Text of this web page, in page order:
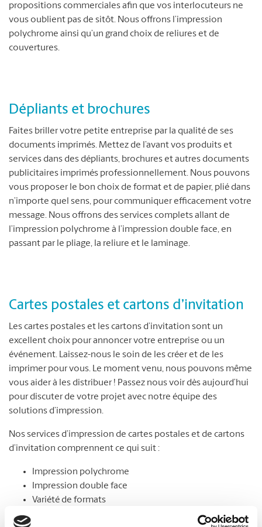
propositions commerciales afin que vos interlocuteurs ne
vous oublient pas de sitôt. Nous offrons l’impression
polychrome ainsi qu’un grand choix de reliures et de
couvertures.
Dépliants et brochures
Faites briller votre petite entreprise par la qualité de ses
documents imprimés. Mettez de l’avant vos produits et
services dans des dépliants, brochures et autres documents
publicitaires imprimés professionnellement. Nous pouvons
vous proposer le bon choix de format et de papier, plié dans
n’importe quel sens, pour communiquer efficacement votre
message. Nous offrons des services complets allant de
l’impression polychrome à l’impression double face, en
passant par le pliage, la reliure et le laminage.
Cartes postales et cartons d’invitation
Les cartes postales et les cartons d’invitation sont un
excellent choix pour annoncer votre entreprise ou un
événement. Laissez-nous le soin de les créer et de les
imprimer pour vous. Le moment venu, nous pouvons même
vous aider à les distribuer ! Passez nous voir dès aujourd’hui
pour discuter de votre projet avec notre équipe des
solutions d’impression.
Nos services d’impression de cartes postales et de cartons
d’invitation comprennent ce qui suit :
Impression polychrome
Impression double face
Variété de formats